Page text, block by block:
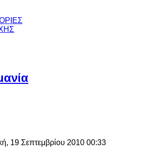
19 Σεπτεμβρίου 2010 00:33